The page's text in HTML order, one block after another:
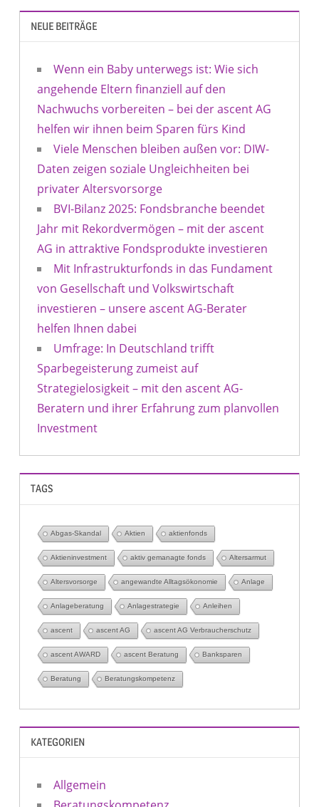
NEUE BEITRÄGE
Wenn ein Baby unterwegs ist: Wie sich
angehende Eltern finanziell auf den
Nachwuchs vorbereiten – bei der ascent AG
helfen wir ihnen beim Sparen fürs Kind
Viele Menschen bleiben außen vor: DIW-
Daten zeigen soziale Ungleichheiten bei
privater Altersvorsorge
BVI-Bilanz 2025: Fondsbranche beendet
Jahr mit Rekordvermögen – mit der ascent
AG in attraktive Fondsprodukte investieren
Mit Infrastrukturfonds in das Fundament
von Gesellschaft und Volkswirtschaft
investieren – unsere ascent AG-Berater
helfen Ihnen dabei
Umfrage: In Deutschland trifft
Sparbegeisterung zumeist auf
Strategielosigkeit – mit den ascent AG-
Beratern und ihrer Erfahrung zum planvollen
Investment
TAGS
Abgas-Skandal Aktien aktienfonds
Aktieninvestment aktiv gemanagte fonds Altersarmut
Altersvorsorge angewandte Alltagsökonomie Anlage
Anlageberatung Anlagestrategie Anleihen
ascent ascent AG ascent AG Verbraucherschutz
ascent AWARD ascent Beratung Banksparen
Beratung Beratungskompetenz
KATEGORIEN
Allgemein